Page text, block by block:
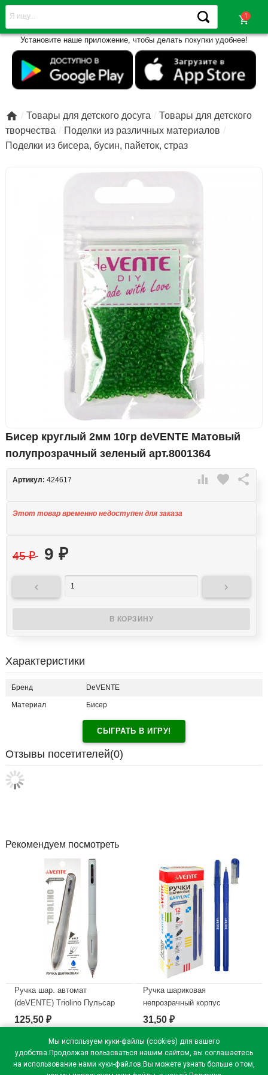
Мы используем куки-файлы (cookies) для вашего
удобства.Продолжая пользоваться нашим сайтом, вы соглашаетесь
на использование нами куки-файлов.Вы можете узнать больше о том,
shopping_cart
Установите наше приложение, чтобы делать покупки удобнее!
 Товары для детского досуга
Товары для детского
творчества
Поделки из различных материалов
Поделки из бисера, бусин, пайеток, страз
Бисер круглый 2мм 10гр deVENTE Матовый
полупрозрачный зеленый арт.8001364
 favorite 
Артикул: 424617
Этот товар временно недоступен для заказа
45₽ 9 ₽
 
Характеристики
Бренд DeVENTE
Материал Бисер
СЫГРАТЬ В ИГРУ!
Отзывы посетителей(0)
Рекомендуем посмотреть
Ручка шар. автомат
(deVENTE) Triolino Пульсар
(Pulsar) н/
проз.корп.синий,0,7мм
арт.5070611 (Ст12)
В наличии
125,50 ₽
Ручка шариковая
непрозрачный корпус
(deVENTE) Простые линии
(EasyLine) синий, 0,7мм, игла
синий корпус арт.5073626
В наличии
31,50 ₽